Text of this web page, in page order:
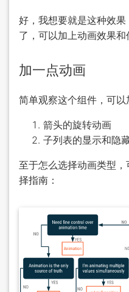
好，我想要就是这种效
了，可以加上动画效果和
加一点动画
简单观察这个组件，可以
箭头的旋转动画
子列表的显示和隐
至于怎么选择动画类型
择指南：